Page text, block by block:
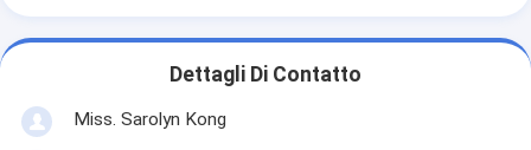
Dettagli Di Contatto
Miss. Sarolyn Kong